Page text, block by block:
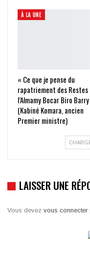
À LA UNE
« Ce que je pense du
rapatriement des Restes
l’Almamy Bocar Biro
(Kabiné Komara, ancien
Premier ministre)
LAISSER UNE
Vous devez vous connecter